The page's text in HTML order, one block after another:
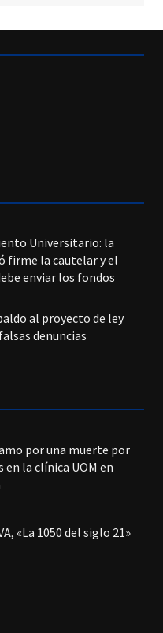
Universitario: la
firme la cautelar y el
enviar los fondos
al proyecto de ley
denuncias
por una muerte por
en la clínica UOM en
«La 1050 del siglo 21»